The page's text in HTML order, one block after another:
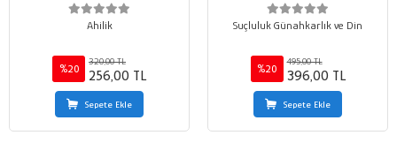
Ahilik
%20
320,00 TL
256,00 TL
Sepete Ekle
Suçluluk Günahkarlık ve Din
%20
495,00 TL
396,00 TL
Sepete Ekle